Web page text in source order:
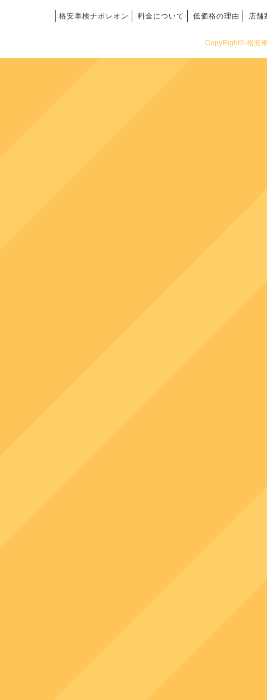
格安車検ナポレオン 料金について 低価格の理由 店舗
CopyRight© 格安